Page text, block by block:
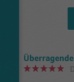
gut? Dann